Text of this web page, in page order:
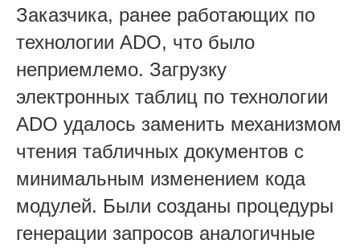
Заказчика, ранее работающих по
технологии ADO, что было
неприемлемо. Загрузку
электронных таблиц по технологии
ADO удалось заменить механизмом
чтения табличных документов с
минимальным изменением кода
модулей. Были созданы процедуры
генерации запросов аналогичные